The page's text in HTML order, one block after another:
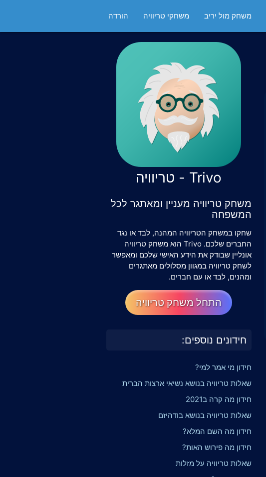
משחק מול יריב משחקי טריוויה הורדה
Trivo - טריוויה
משחק טריוויה מעניין ומאתגר לכל
המשפחה
שחקו במשחק הטריוויה המהנה, לבד או נגד
החברים שלכם. Trivo הוא משחק טריוויה
אונליין שבודק את הידע האישי שלכם ומאפשר
לשחק טריוויה במגוון מסלולים מאתגרים
ומהנים, לבד או עם חברים.
התחל משחק טריוויה
חידונים נוספים:
חידון מי אמר למי?
שאלות טריוויה בנושא נשיאי ארצות הברית
חידון מה קרה ב2021
שאלות טריוויה בנושא בודהיזם
חידון מה השם המלא?
חידון מה פירוש האות?
שאלות טריוויה על מזלות